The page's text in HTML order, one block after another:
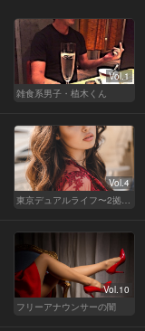
Vol.1
雑食系男子・植木くん
Vol.4
Vol.10
フリーアナウンサーの闇